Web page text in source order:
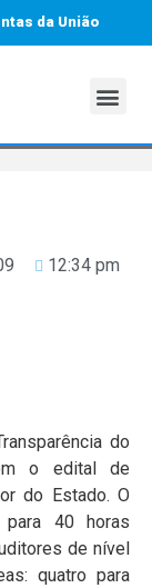
da União
12:34 pm
do
o edital de
do Estado. O
40 horas
de nível
quatro para